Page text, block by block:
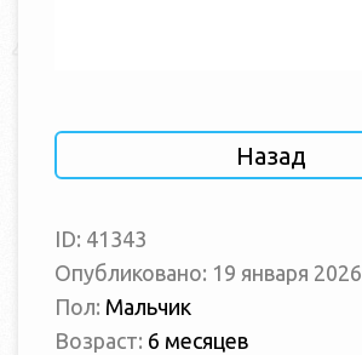
Назад
ID: 41343
Опубликовано: 19 января 2026
Пол: Мальчик
Возраст: 6 месяцев